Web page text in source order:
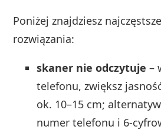
Poniżej znajdziesz
rozwiązania:
skaner nie odczytuje –
telefonu, zwiększ
ok. 10–15 cm;
numer telefonu i